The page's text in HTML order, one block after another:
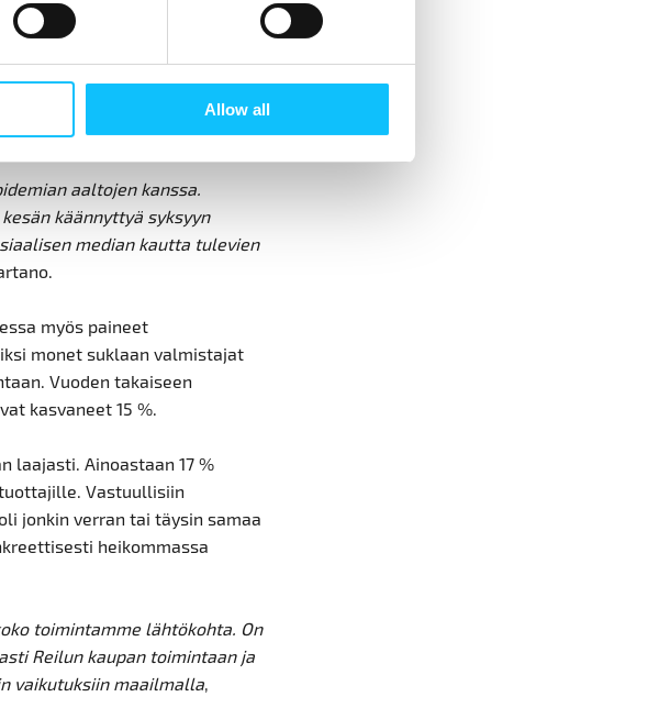
Allow all
poikkeusajan keskelle
Tänä
kukkavalinnoillaan pandemian
ry:n viestintä- ja
aaltojen kanssa.
käännyttyä syksyyn
median kautta tulevien
myös paineet
monet suklaan valmistajat
Vuoden takaiseen
kasvaneet 15 %.
laajasti. Ainoastaan 17 %
Vastuullisiin
jonkin verran tai täysin samaa
heikommassa
toimintamme lähtökohta. On
Reilun kaupan toimintaan ja
vaikutuksiin maailmalla,